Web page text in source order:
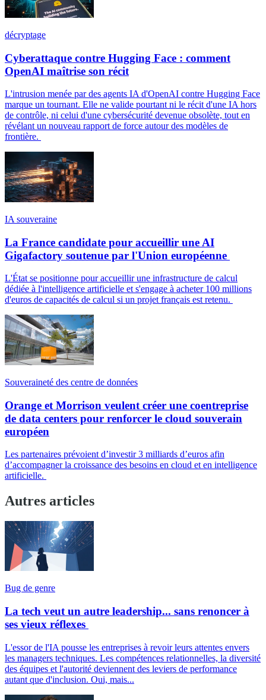
décryptage
Cyberattaque contre Hugging Face : comment
OpenAI maîtrise son récit
L'intrusion menée par des agents IA d'OpenAI contre Hugging Face
marque un tournant. Elle ne valide pourtant ni le récit d'une IA hors
de contrôle, ni celui d'une cybersécurité devenue obsolète, tout en
révélant un nouveau rapport de force autour des modèles de
frontière.
IA souveraine
La France candidate pour accueillir une AI
Gigafactory soutenue par l'Union européenne
L'État se positionne pour accueillir une infrastructure de calcul
dédiée à l'intelligence artificielle et s'engage à acheter 100 millions
d'euros de capacités de calcul si un projet français est retenu.
Souveraineté des centre de données
Orange et Morrison veulent créer une coentreprise
de data centers pour renforcer le cloud souverain
européen
Les partenaires prévoient d’investir 3 milliards d’euros afin
d’accompagner la croissance des besoins en cloud et en intelligence
artificielle.
Autres articles
Bug de genre
La tech veut un autre leadership... sans renoncer à
ses vieux réflexes
L'essor de l'IA pousse les entreprises à revoir leurs attentes envers
les managers techniques. Les compétences relationnelles, la diversité
des équipes et l'autorité deviennent des leviers de performance
autant que d'inclusion. Oui, mais...